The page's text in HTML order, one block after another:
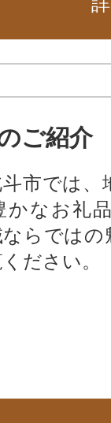
ご紹介
市では
かなお礼
らでは
ださい。